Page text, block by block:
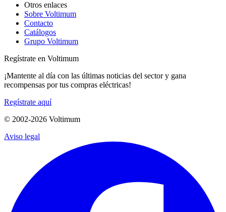
Otros enlaces
Sobre Voltimum
Contacto
Catálogos
Grupo Voltimum
Regístrate en Voltimum
¡Mantente al día con las últimas noticias del sector y gana
recompensas por tus compras eléctricas!
Regístrate aquí
© 2002-2026 Voltimum
Aviso legal